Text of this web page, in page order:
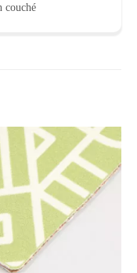
couché